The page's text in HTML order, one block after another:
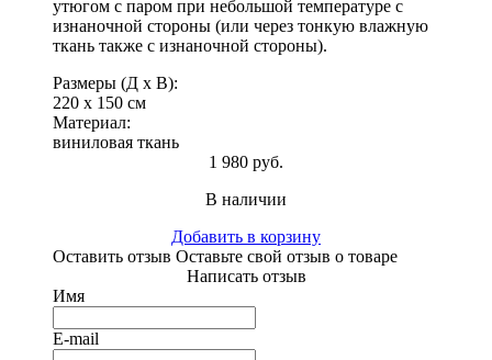
утюгом с паром при небольшой температуре с
изнаночной стороны (или через тонкую влажную
ткань также с изнаночной стороны).
Размеры (Д x В):
220 x 150 см
Материал:
виниловая ткань
1 980 руб.
В наличии
Добавить в корзину
Оставить отзыв Оставьте свой отзыв о товаре
Написать отзыв
Имя
E-mail